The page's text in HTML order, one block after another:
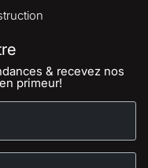
& recevez nos
primeur!